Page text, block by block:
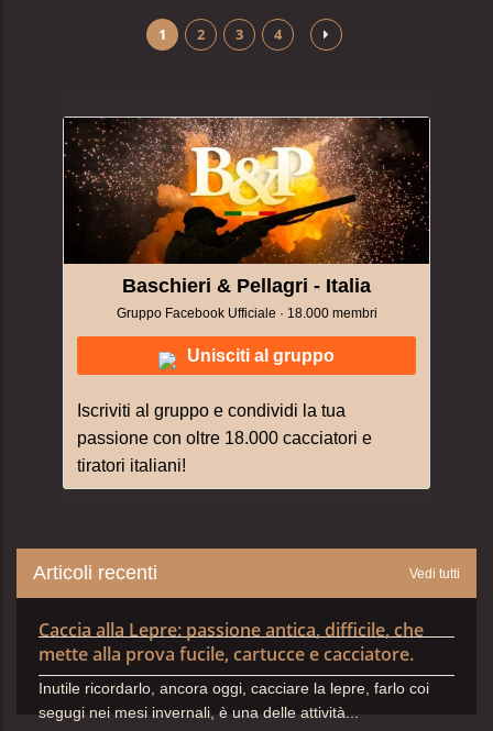
1 2 3 4
Baschieri & Pellagri - Italia
Gruppo Facebook Ufficiale · 18.000 membri
Unisciti al gruppo
Iscriviti al gruppo e condividi la tua
passione con oltre 18.000 cacciatori e
tiratori italiani!
Articoli recenti Vedi tutti
Caccia alla Lepre: passione antica, difficile, che
mette alla prova fucile, cartucce e cacciatore.
Inutile ricordarlo, ancora oggi, cacciare la lepre, farlo coi
segugi nei mesi invernali, è una delle attività...